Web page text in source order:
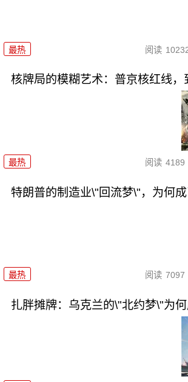
最热 阅读
核牌局的模糊艺术：普京核红线，
最热 阅读 4189
特朗普的制造业\"回流梦\"，为何成
最热 阅读 7097
扎胖摊牌：乌克兰的\"北约梦\"为何